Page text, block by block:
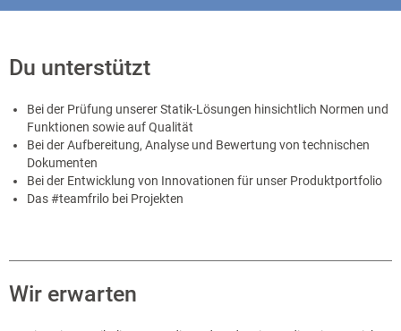
Du unterstützt
Bei der Prüfung unserer Statik-Lösungen hinsichtlich Normen und
Funktionen sowie auf Qualität
Bei der Aufbereitung, Analyse und Bewertung von technischen
Dokumenten
Bei der Entwicklung von Innovationen für unser Produktportfolio
Das #teamfrilo bei Projekten
Wir erwarten